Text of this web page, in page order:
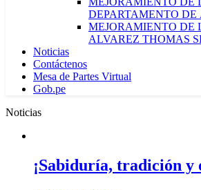
DEPARTAMENTO DE
MEJORAMIENTO DE
ALVAREZ THOMAS
Noticias
Contáctenos
Mesa de Partes Virtual
Gob.pe
Noticias
¡Sabiduría, tradición y